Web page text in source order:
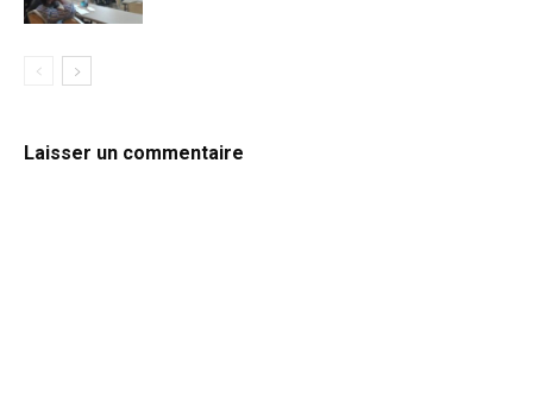
Laisser un commentaire